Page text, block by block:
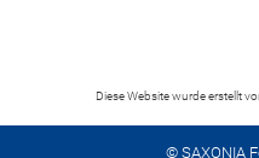
Diese Website wurde erstellt
© SAXONIA